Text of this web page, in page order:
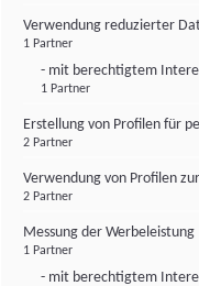
Verwendung reduzierter
1 Partner
- mit berechtigtem
1 Partner
Erstellung von Profilen für
2 Partner
Verwendung von Profilen
2 Partner
Messung der Werbeleistung
1 Partner
- mit berechtigtem